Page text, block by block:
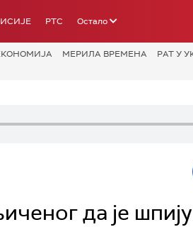
РТС Остало
МЕРИЛА ВРЕМЕНА РАТ У
да је